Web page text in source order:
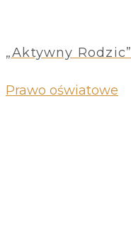
„Aktywny Rodzic”
Prawo oświatowe